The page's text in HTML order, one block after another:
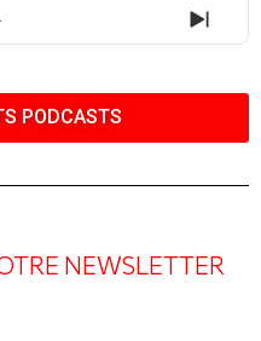
NEXT
PODCASTS
NEWSLETTER